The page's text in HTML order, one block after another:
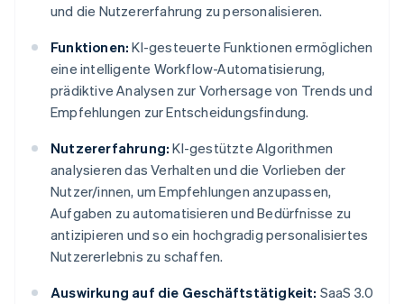
und die Nutzererfahrung zu personalisieren.
Funktionen: KI-gesteuerte Funktionen ermöglichen
eine intelligente Workflow-Automatisierung,
prädiktive Analysen zur Vorhersage von Trends und
Empfehlungen zur Entscheidungsfindung.
Nutzererfahrung: KI-gestützte Algorithmen
analysieren das Verhalten und die Vorlieben der
Nutzer/innen, um Empfehlungen anzupassen,
Aufgaben zu automatisieren und Bedürfnisse zu
antizipieren und so ein hochgradig personalisiertes
Nutzererlebnis zu schaffen.
Auswirkung auf die Geschäftstätigkeit: SaaS 3.0